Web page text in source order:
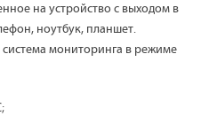
на устройство с выходом в
ноутбук, планшет.
мониторинга в режиме